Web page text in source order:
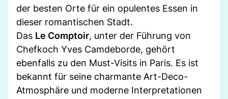
der besten Orte für ein opulentes Essen in
dieser romantischen Stadt.
Das Le Comptoir, unter der Führung von
Chefkoch Yves Camdeborde, gehört
ebenfalls zu den Must-Visits in Paris. Es ist
bekannt für seine charmante Art-Deco-
Atmosphäre und moderne Interpretationen